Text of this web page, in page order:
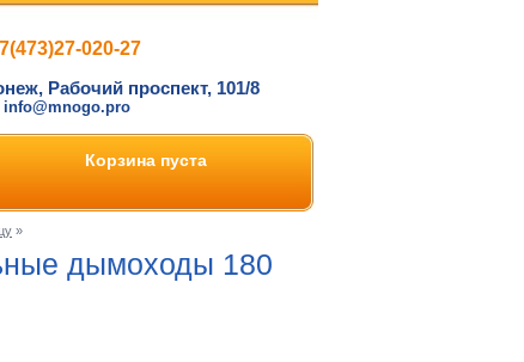
020-27
Рабочий проспект, 101/8
info@mnogo.pro
Корзина пуста
»
дымоходы 180